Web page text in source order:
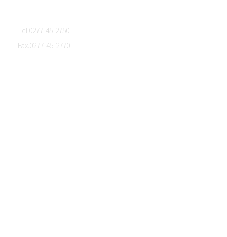
Tel.0277-45-2750
Fax.0277-45-2770